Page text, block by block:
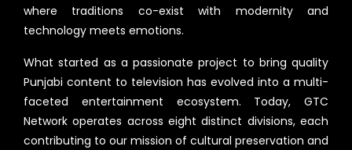
where traditions co-exist with modernity and
technology meets emotions.
What started as a passionate project to bring quality
Punjabi content to television has evolved into a multi-
faceted entertainment ecosystem. Today, GTC
Network operates across eight distinct divisions, each
contributing to our mission of cultural preservation and